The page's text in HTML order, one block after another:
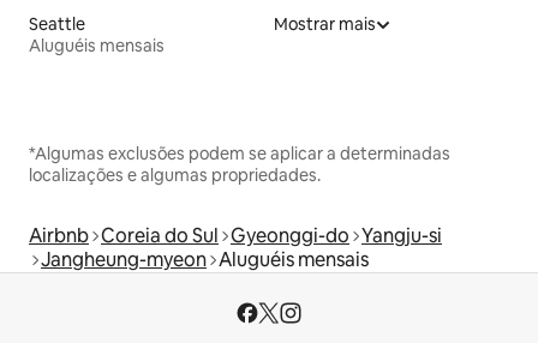
Seattle
Aluguéis mensais
Mostrar mais
*Algumas exclusões podem se aplicar a determinadas
localizações e algumas propriedades.
Airbnb Coreia do Sul Gyeonggi-do Yangju-si
Jangheung-myeon Aluguéis mensais